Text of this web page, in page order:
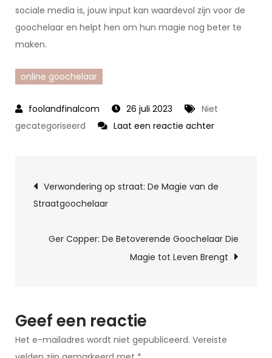
sociale media is, jouw input kan waardevol zijn voor de
goochelaar en helpt hen om hun magie nog beter te
maken.
online goochelaar
26 juli 2023
Niet
gecategoriseerd
Laat een reactie achterop
van
Goochelaar:
Betovering
Berichtnavigatie
Verwondering op straat: De Magie van de
Straatgoochelaar
Ger Copper: De Betoverende Goochelaar Die
Magie tot Leven Brengt
Geef een reactie
Het e-mailadres wordt niet gepubliceerd. Vereiste